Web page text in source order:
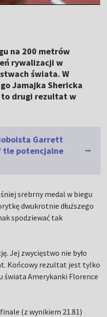
na 200 metrów
rywalizacji w
świata. W
Jamajka Shericka
to drugi rezultat w
Garrett
tle potencjalne
srebrny medal w biegu
dwukrotnie dłuższego
spodziewać tak
Jej zwycięstwo nie było
Końcowy rezultat jest tylko
świata Amerykanki Florence
(z wynikiem 21.81)